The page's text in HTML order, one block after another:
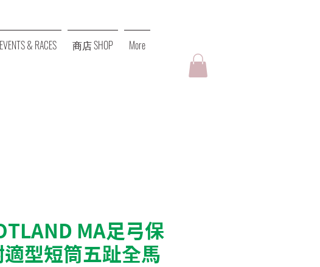
& RACES 商店 SHOP More
MA足弓保
適型短筒五趾全馬